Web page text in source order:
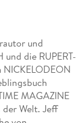
und
und die RUPERT-
MAGAZINE
Welt. Jeff